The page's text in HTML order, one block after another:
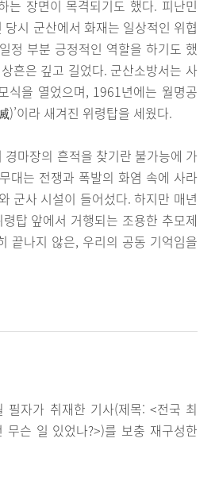
는 장면이 목격되기도 했다. 피난민
시 군산에서 화재는 일상적인 위협
정 부분 긍정적인 역할을 하기도 했
흔은 깊고 길었다. 군산소방서는 사
식을 열었으며, 1961년에는 월명공
)’이라 새겨진 위령탑을 세웠다.
경마장의 흔적을 찾기란 불가능에 가
대는 전쟁과 폭발의 화염 속에 사라
군사 시설이 들어섰다. 하지만 매년
탑 앞에서 거행되는 조용한 추모제
끝나지 않은, 우리의 공동 기억임을
필자가 취재한 기사(제목: <전국 최
슨 일 있었나?>)를 보충 재구성한